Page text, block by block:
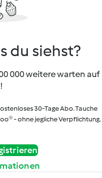
du siehst?
000 weitere warten auf
30-Tage Abo. Tauche
- ohne jegliche Verpflichtung.